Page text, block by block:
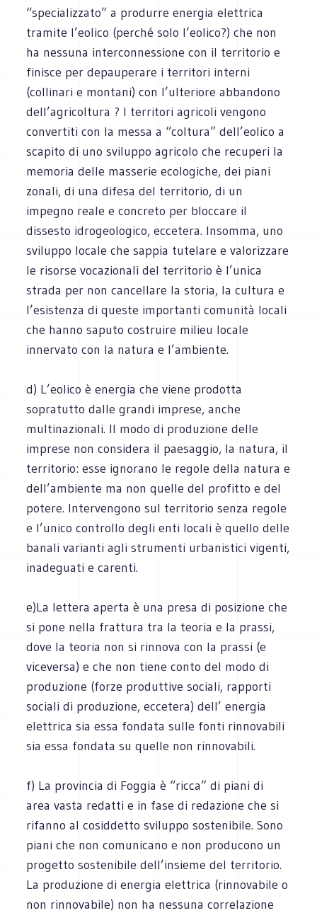
“specializzato” a produrre energia elettrica
tramite l’eolico (perché solo l’eolico?) che non
ha nessuna interconnessione con il territorio e
finisce per depauperare i territori interni
(collinari e montani) con l’ulteriore abbandono
dell’agricoltura ? I territori agricoli vengono
convertiti con la messa a “coltura” dell’eolico a
scapito di uno sviluppo agricolo che recuperi la
memoria delle masserie ecologiche, dei piani
zonali, di una difesa del territorio, di un
impegno reale e concreto per bloccare il
dissesto idrogeologico, eccetera. Insomma, uno
sviluppo locale che sappia tutelare e valorizzare
le risorse vocazionali del territorio è l’unica
strada per non cancellare la storia, la cultura e
l’esistenza di queste importanti comunità locali
che hanno saputo costruire milieu locale
innervato con la natura e l’ambiente.
d) L’eolico è energia che viene prodotta
sopratutto dalle grandi imprese, anche
multinazionali. Il modo di produzione delle
imprese non considera il paesaggio, la natura, il
territorio: esse ignorano le regole della natura e
dell’ambiente ma non quelle del profitto e del
potere. Intervengono sul territorio senza regole
e l’unico controllo degli enti locali è quello delle
banali varianti agli strumenti urbanistici vigenti,
inadeguati e carenti.
e)La lettera aperta è una presa di posizione che
si pone nella frattura tra la teoria e la prassi,
dove la teoria non si rinnova con la prassi (e
viceversa) e che non tiene conto del modo di
produzione (forze produttive sociali, rapporti
sociali di produzione, eccetera) dell’ energia
elettrica sia essa fondata sulle fonti rinnovabili
sia essa fondata su quelle non rinnovabili.
f) La provincia di Foggia è “ricca” di piani di
area vasta redatti e in fase di redazione che si
rifanno al cosiddetto sviluppo sostenibile. Sono
piani che non comunicano e non producono un
progetto sostenibile dell’insieme del territorio.
La produzione di energia elettrica (rinnovabile o
non rinnovabile) non ha nessuna correlazione